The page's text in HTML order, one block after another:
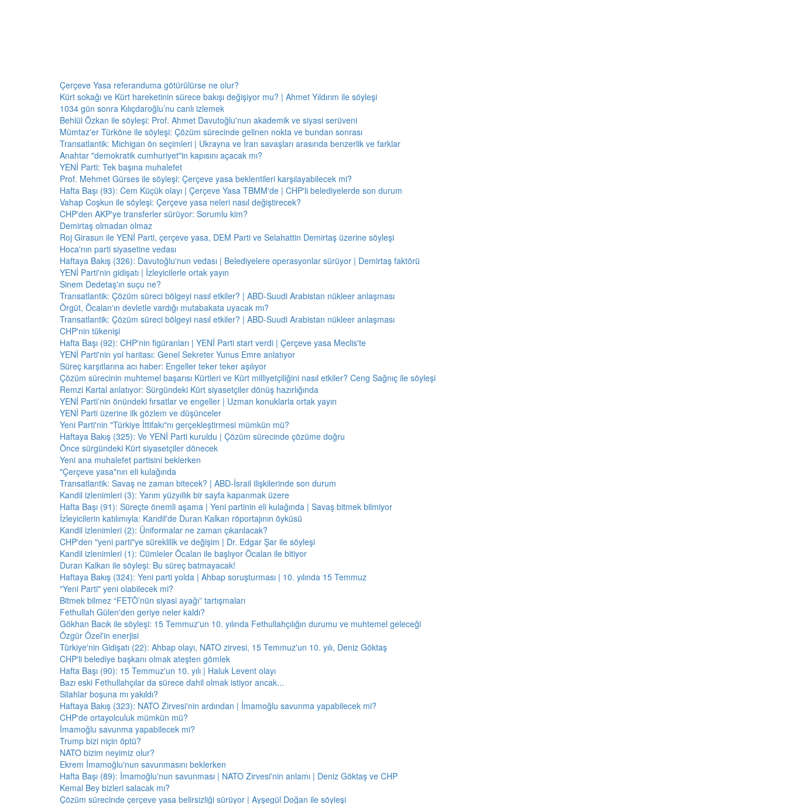
Çerçeve Yasa referanduma götürülürse ne olur?
Kürt sokağı ve Kürt hareketinin sürece bakışı değişiyor mu? | Ahmet Yıldırım ile söyleşi
1034 gün sonra Kılıçdaroğlu’nu canlı izlemek
Behlül Özkan ile söyleşi: Prof. Ahmet Davutoğlu'nun akademik ve siyasi serüveni
Mümtaz'er Türköne ile söyleşi: Çözüm sürecinde gelinen nokta ve bundan sonrası
Transatlantik: Michigan ön seçimleri | Ukrayna ve İran savaşları arasında benzerlik ve farklar
Anahtar "demokratik cumhuriyet"in kapısını açacak mı?
YENİ Parti: Tek başına muhalefet
Prof. Mehmet Gürses ile söyleşi: Çerçeve yasa beklentileri karşılayabilecek mi?
Hafta Başı (93): Cem Küçük olayı | Çerçeve Yasa TBMM'de | CHP'li belediyelerde son durum
Vahap Coşkun ile söyleşi: Çerçeve yasa neleri nasıl değiştirecek?
CHP'den AKP'ye transferler sürüyor: Sorumlu kim?
Demirtaş olmadan olmaz
Roj Girasun ile YENİ Parti, çerçeve yasa, DEM Parti ve Selahattin Demirtaş üzerine söyleşi
Hoca'nın parti siyasetine vedası
Haftaya Bakış (326): Davutoğlu'nun vedası | Belediyelere operasyonlar sürüyor | Demirtaş faktörü
YENİ Parti'nin gidişatı | İzleyicilerle ortak yayın
Sinem Dedetaş'ın suçu ne?
Transatlantik: Çözüm süreci bölgeyi nasıl etkiler? | ABD-Suudi Arabistan nükleer anlaşması
Örgüt, Öcalan'ın devletle vardığı mutabakata uyacak mı?
Transatlantik: Çözüm süreci bölgeyi nasıl etkiler? | ABD-Suudi Arabistan nükleer anlaşması
CHP'nin tükenişi
Hafta Başı (92): CHP'nin figüranları | YENİ Parti start verdi | Çerçeve yasa Meclis'te
YENİ Parti'nin yol haritası: Genel Sekreter Yunus Emre anlatıyor
Süreç karşıtlarına acı haber: Engeller teker teker aşılıyor
Çözüm sürecinin muhtemel başarısı Kürtleri ve Kürt milliyetçiliğini nasıl etkiler? Ceng Sağnıç ile söyleşi
Remzi Kartal anlatıyor: Sürgündeki Kürt siyasetçiler dönüş hazırlığında
YENİ Parti’nin önündeki fırsatlar ve engeller | Uzman konuklarla ortak yayın
YENİ Parti üzerine ilk gözlem ve düşünceler
Yeni Parti'nin "Türkiye İttifakı"nı gerçekleştirmesi mümkün mü?
Haftaya Bakış (325): Ve YENİ Parti kuruldu | Çözüm sürecinde çözüme doğru
Önce sürgündeki Kürt siyasetçiler dönecek
Yeni ana muhalefet partisini beklerken
"Çerçeve yasa"nın eli kulağında
Transatlantik: Savaş ne zaman bitecek? | ABD-İsrail ilişkilerinde son durum
Kandil izlenimleri (3): Yarım yüzyıllık bir sayfa kapanmak üzere
Hafta Başı (91): Süreçte önemli aşama | Yeni partinin eli kulağında | Savaş bitmek bilmiyor
İzleyicilerin katılımıyla: Kandil'de Duran Kalkan röportajının öyküsü
Kandil izlenimleri (2): Üniformalar ne zaman çıkarılacak?
CHP'den "yeni parti"ye süreklilik ve değişim | Dr. Edgar Şar ile söyleşi
Kandil izlenimleri (1): Cümleler Öcalan ile başlıyor Öcalan ile bitiyor
Duran Kalkan ile söyleşi: Bu süreç batmayacak!
Haftaya Bakış (324): Yeni parti yolda | Ahbap soruşturması | 10. yılında 15 Temmuz
"Yeni Parti" yeni olabilecek mi?
Bitmek bilmez “FETÖ’nün siyasi ayağı” tartışmaları
Fethullah Gülen'den geriye neler kaldı?
Gökhan Bacık ile söyleşi: 15 Temmuz'un 10. yılında Fethullahçılığın durumu ve muhtemel geleceği
Özgür Özel'in enerjisi
Türkiye'nin Gidişatı (22): Ahbap olayı, NATO zirvesi, 15 Temmuz'un 10. yılı, Deniz Göktaş
CHP'li belediye başkanı olmak ateşten gömlek
Hafta Başı (90): 15 Temmuz'un 10. yılı | Haluk Levent olayı
Bazı eski Fethullahçılar da sürece dahil olmak istiyor ancak...
Silahlar boşuna mı yakıldı?
Haftaya Bakış (323): NATO Zirvesi'nin ardından | İmamoğlu savunma yapabilecek mi?
CHP'de ortayolculuk mümkün mü?
İmamoğlu savunma yapabilecek mi?
Trump bizi niçin öptü?
NATO bizim neyimiz olur?
Ekrem İmamoğlu'nun savunmasını beklerken
Hafta Başı (89): İmamoğlu'nun savunması | NATO Zirvesi'nin anlamı | Deniz Göktaş ve CHP
Kemal Bey bizleri salacak mı?
Çözüm sürecinde çerçeve yasa belirsizliği sürüyor | Ayşegül Doğan ile söyleşi